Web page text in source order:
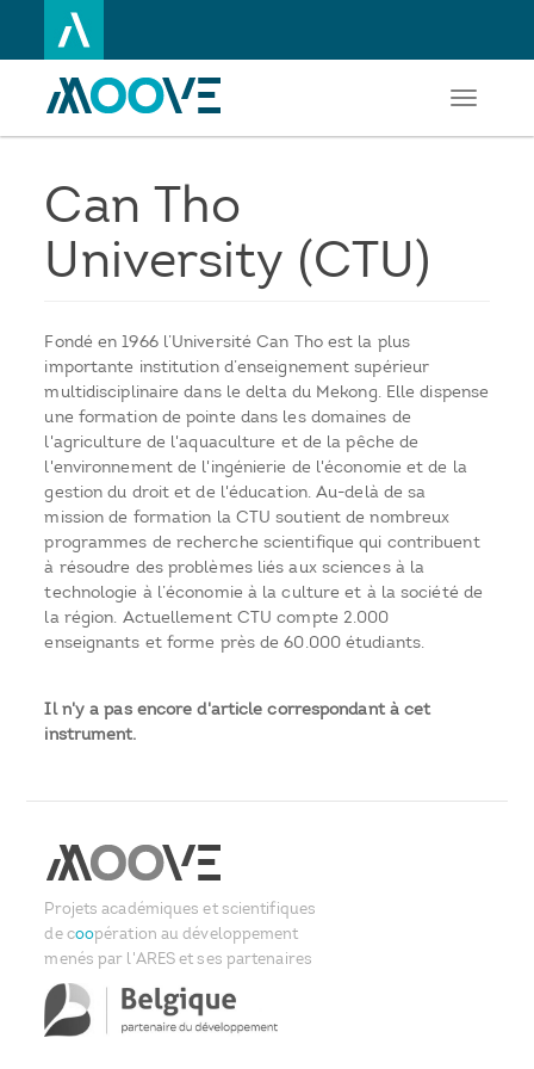
au
principal
Toggle
Can Tho
University (CTU)
Fondé en 1966 l’Université Can Tho est la plus
importante institution d’enseignement supérieur
multidisciplinaire dans le delta du Mekong. Elle dispense
une formation de pointe dans les domaines de
l'agriculture de l'aquaculture et de la pêche de
l'environnement de l'ingénierie de l'économie et de la
gestion du droit et de l'éducation. Au-delà de sa
mission de formation la CTU soutient de nombreux
programmes de recherche scientifique qui contribuent
à résoudre des problèmes liés aux sciences à la
technologie à l’économie à la culture et à la société de
la région. Actuellement CTU compte 2.000
enseignants et forme près de 60.000 étudiants.
Il n'y a pas encore d'article correspondant à cet
instrument.
Projets académiques et scientifiques
de coopération au développement
menés par l'ARES et ses partenaires